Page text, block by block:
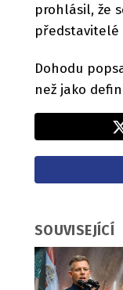
prohlásil, že
představitelé
Dohodu
než jako
SOUVISEJÍCÍ